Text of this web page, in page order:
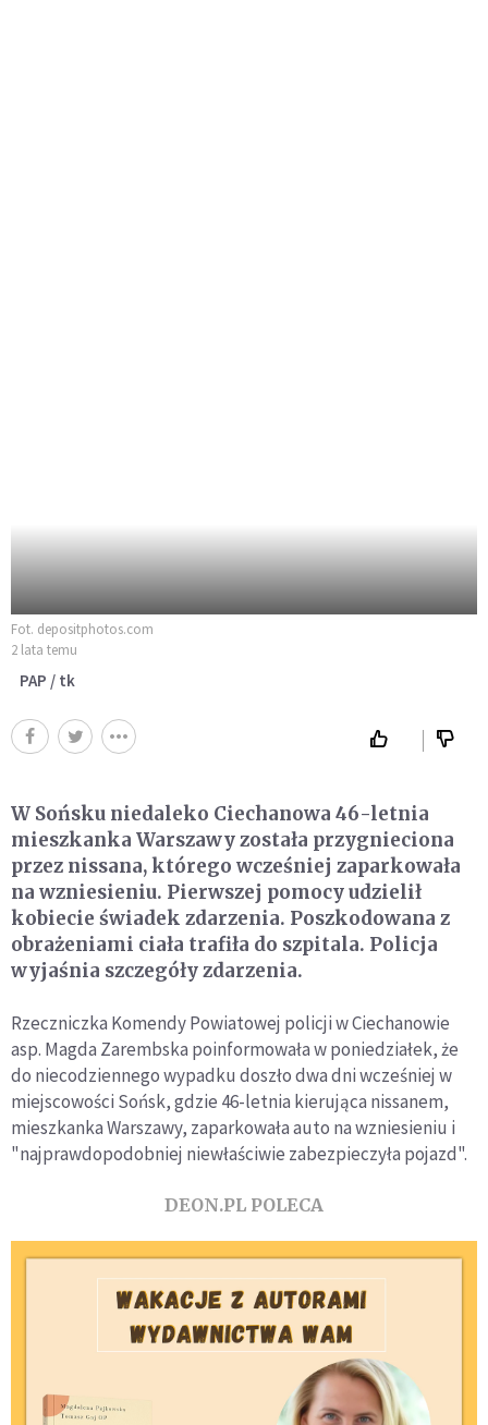
Fot. depositphotos.com
2 lata temu
PAP / tk
W Sońsku niedaleko Ciechanowa 46-letnia
mieszkanka Warszawy została przygnieciona
przez nissana, którego wcześniej zaparkowała
na wzniesieniu. Pierwszej pomocy udzielił
kobiecie świadek zdarzenia. Poszkodowana z
obrażeniami ciała trafiła do szpitala. Policja
wyjaśnia szczegóły zdarzenia.
Rzeczniczka Komendy Powiatowej policji w Ciechanowie
asp. Magda Zarembska poinformowała w poniedziałek, że
do niecodziennego wypadku doszło dwa dni wcześniej w
miejscowości Sońsk, gdzie 46-letnia kierująca nissanem,
mieszkanka Warszawy, zaparkowała auto na wzniesieniu i
"najprawdopodobniej niewłaściwie zabezpieczyła pojazd".
DEON.PL POLECA